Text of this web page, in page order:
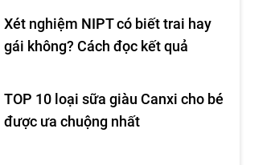
Xét nghiệm NIPT có biết trai hay
gái không? Cách đọc kết quả
TOP 10 loại sữa giàu Canxi cho bé
được ưa chuộng nhất